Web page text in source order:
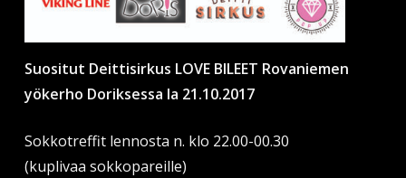
Suositut Deittisirkus LOVE BILEET Rovaniemen
yökerho Doriksessa la 21.10.2017
Sokkotreffit lennosta n. klo 22.00-00.30
(kuplivaa sokkopareille)